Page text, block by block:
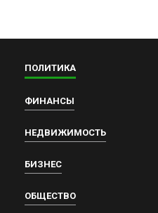
ПОЛИТИКА
ФИНАНСЫ
НЕДВИЖИМОСТЬ
БИЗНЕС
ОБЩЕСТВО